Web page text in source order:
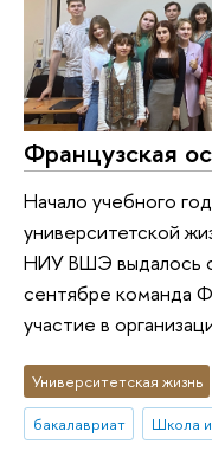
Французская
Начало учебного
университетской
НИУ ВШЭ выдалось
сентябре команда
участие в
Университетская жизнь
бакалавриат
Школа